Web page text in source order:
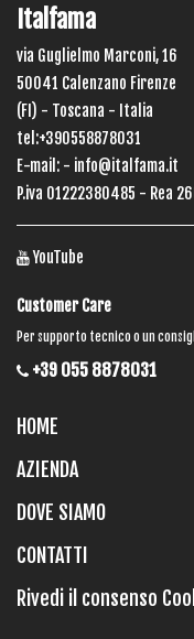
Italfama
via Guglielmo Marconi, 16
50041 Calenzano Firenze
(FI) - Toscana - Italia
tel:+390558878031
E-mail: - info@italfama.it
P.iva 01222380485 - Rea
YouTube
Customer Care
Per supporto tecnico o un
+39 055 8878031
HOME
AZIENDA
DOVE SIAMO
CONTATTI
Rivedi il consenso